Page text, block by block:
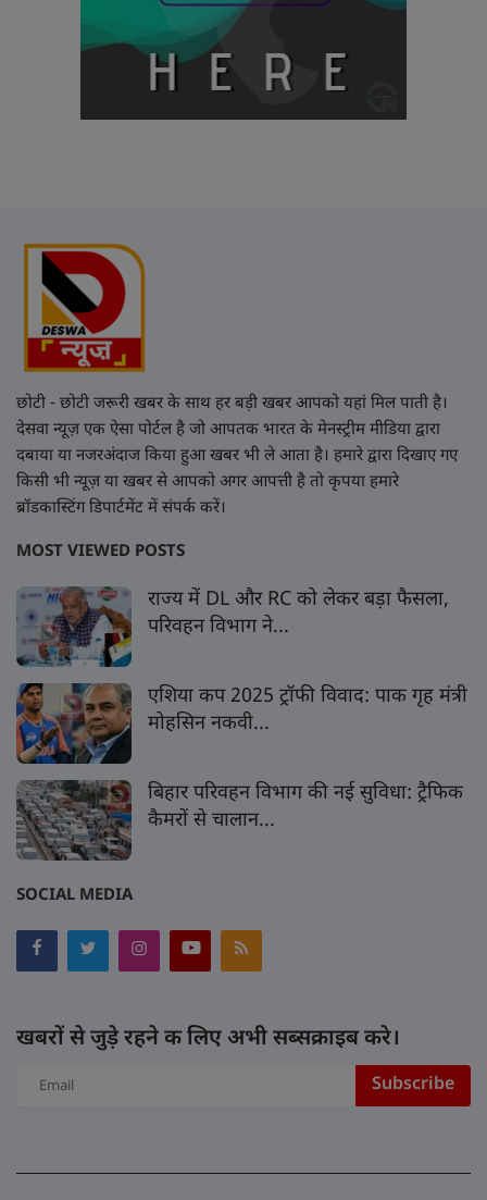
छोटी - छोटी जरूरी खबर के साथ हर बड़ी खबर आपको यहां मिल पाती है।
देसवा न्यूज़ एक ऐसा पोर्टल है जो आपतक भारत के मेनस्ट्रीम मीडिया द्वारा
दबाया या नजरअंदाज किया हुआ खबर भी ले आता है। हमारे द्वारा दिखाए गए
किसी भी न्यूज़ या खबर से आपको अगर आपत्ती है तो कृपया हमारे
ब्रॉडकास्टिंग डिपार्टमेंट में संपर्क करें।
MOST VIEWED POSTS
राज्य में DL और RC को लेकर बड़ा फैसला,
परिवहन विभाग ने...
एशिया कप 2025 ट्रॉफी विवाद: पाक गृह मंत्री
मोहसिन नकवी...
बिहार परिवहन विभाग की नई सुविधा: ट्रैफिक
कैमरों से चालान...
SOCIAL MEDIA
खबरों से जुड़े रहने क लिए अभी सब्सक्राइब करे।
Subscribe